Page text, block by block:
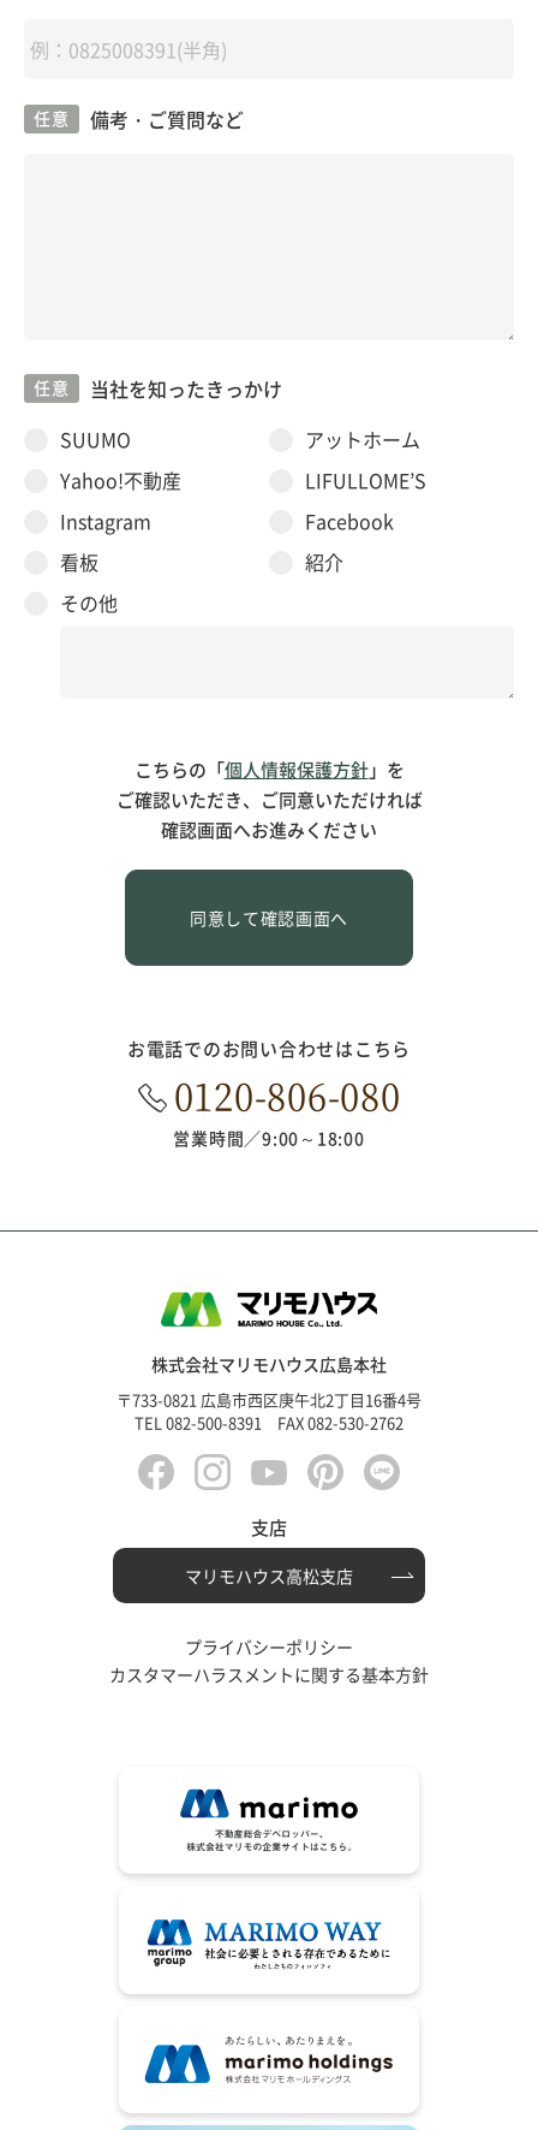
備考・ご質問など
任意
当社を知ったきっかけ
任意
SUUMO
アットホーム
Yahoo!不動産
LIFULLOME’S
Instagram
Facebook
看板
紹介
その他
こちらの「個人情報保護方針」を
ご確認いただき、ご同意いただければ
確認画面へお進みください
お電話でのお問い合わせはこちら
0120-806-080
営業時間 9:00～18:00
株式会社マリモハウス広島本社
〒733-0821 広島市西区庚午北2丁目16番4号
TEL 082-500-8391 FAX 082-530-2762
支店
マリモハウス高松支店
プライバシーポリシー
カスタマーハラスメントに関する基本方針